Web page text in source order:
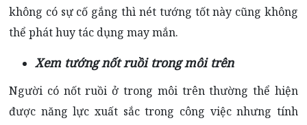
không có sự cố gắng thì nét tướng tốt này cũng không
thể phát huy tác dụng may mắn.
Xem tướng nốt ruồi trong môi trên
Người có nốt ruồi ở trong môi trên thường thể hiện
được năng lực xuất sắc trong công việc nhưng tính